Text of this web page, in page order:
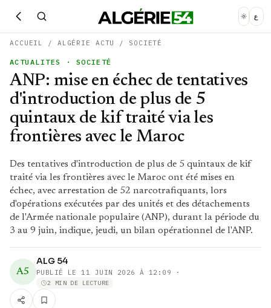
ع
ACCUEIL / ALGÉRIE ACTU / SOCIETÉ
ACTUALITES · SOCIETÉ
ANP: mise en échec de tentatives
d'introduction de plus de 5
quintaux de kif traité via les
frontières avec le Maroc
Des tentatives d'introduction de plus de 5 quintaux de kif
traité via les frontières avec le Maroc ont été mises en
échec, avec arrestation de 52 narcotrafiquants, lors
d'opérations exécutées par des unités et des détachements
de l'Armée nationale populaire (ANP), durant la période du
3 au 9 juin, indique, jeudi, un bilan opérationnel de l'ANP.
A5
ALG 54
PUBLIÉ LE 11 JUIN 2026 À 12:09 ·
2 MIN DE LECTURE